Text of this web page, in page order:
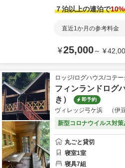
７泊以上の連泊で10
直近1か月の参考料金
¥25,000～ ¥
ロッジ/ログハウス/コテー
フィンランドログ
き）
即予約
ヴィレッジ弓ケ浜 （伊
新型コロナウイルス対策
丸ごと貸切
寝室1室
寝具7組